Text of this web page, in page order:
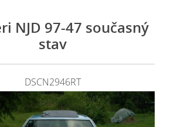
NJD 97-47 současný
stav
DSCN2946RT